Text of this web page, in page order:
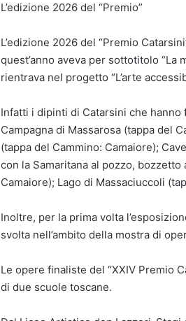
L’edizione 2026 del “Premio”
L’edizione 2026 del “Premio
quest’anno aveva per sottotitolo
rientrava nel progetto “L’arte
Infatti i dipinti di Catarsini che
Campagna di Massarosa (tappa del
(tappa del Cammino: Camaiore);
con la Samaritana al pozzo,
Camaiore); Lago di Massaciuccoli
Inoltre, per la prima volta
svolta nell’ambito della mostra di
Le opere finaliste del “XXIV Premio
di due scuole toscane.